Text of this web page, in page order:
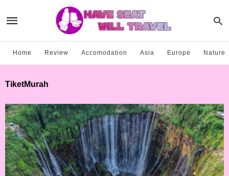
Home Review Accomodation Asia Europe Nature
TiketMurah